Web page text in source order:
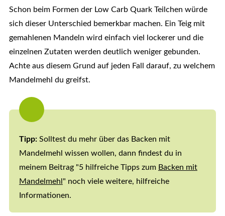
Schon beim Formen der Low Carb Quark Teilchen würde
sich dieser Unterschied bemerkbar machen. Ein Teig mit
gemahlenen Mandeln wird einfach viel lockerer und die
einzelnen Zutaten werden deutlich weniger gebunden.
Achte aus diesem Grund auf jeden Fall darauf, zu welchem
Mandelmehl du greifst.
Tipp: Solltest du mehr über das Backen mit
Mandelmehl wissen wollen, dann findest du in
meinem Beitrag "5 hilfreiche Tipps zum Backen mit
Mandelmehl " noch viele weitere, hilfreiche
Informationen.